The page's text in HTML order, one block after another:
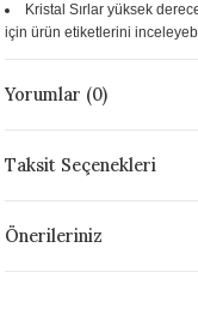
- 1046 °C
Kristal Sırlar yüksek
için ürün etiketlerini
Yorumlar (0)
Taksit Seçenekleri
Önerileriniz